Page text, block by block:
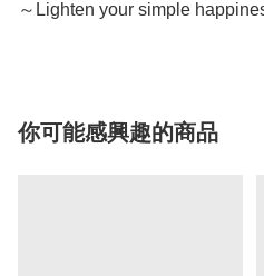
～Lighten your simple
你可能感興趣的商品